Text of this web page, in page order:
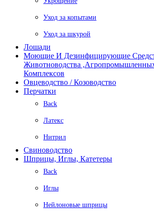
Уход за копытами
Уход за шкурой
Лошади
Моющие И Дезинфицирующие
Животноводства
Комплексов
Овцеводство / Козоводство
Перчатки
Back
Латекс
Нитрил
Свиноводство
Шприцы, Иглы, Катетеры
Back
Иглы
Нейлоновые шприцы